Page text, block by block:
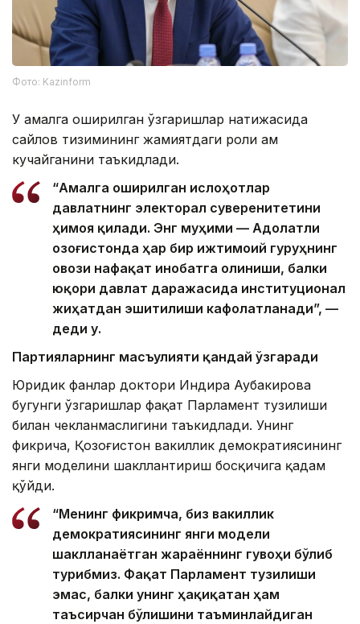
Фото: Kazinform
У амалга оширилган ўзгаришлар натижасида
сайлов тизимининг жамиятдаги роли ҳам
кучайганини таъкидлади.
“Амалга оширилган ислоҳотлар
давлатнинг электорал суверенитетини
ҳимоя қилади. Энг муҳими — Адолатли
Қозоғистонда ҳар бир ижтимоий гуруҳнинг
овози нафақат инобатга олиниши, балки
юқори давлат даражасида институционал
жиҳатдан эшитилиши кафолатланади”, —
деди у.
Партияларнинг масъулияти қандай ўзгаради
Юридик фанлар доктори Индира Аубакирова
бугунги ўзгаришлар фақат Парламент тузилиши
билан чекланмаслигини таъкидлади. Унинг
фикрича, Қозоғистон вакиллик демократиясининг
янги моделини шакллантириш босқичига қадам
қўйди.
“Менинг фикримча, биз вакиллик
демократиясининг янги модели
шаклланаётган жараённинг гувоҳи бўлиб
турибмиз. Фақат Парламент тузилиши
эмас, балки унинг ҳақиқатан ҳам
таъсирчан бўлишини таъминлайдиган